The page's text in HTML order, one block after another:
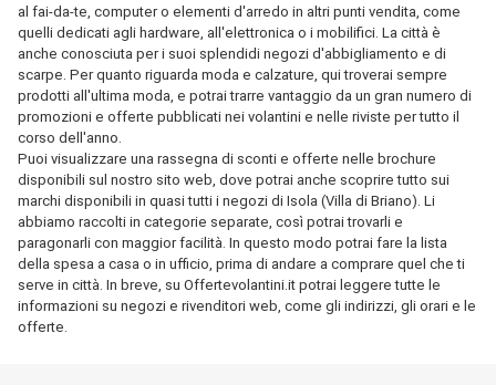
al fai-da-te, computer o elementi d'arredo in altri punti vendita, come
quelli dedicati agli hardware, all'elettronica o i mobilifici. La città è
anche conosciuta per i suoi splendidi negozi d'abbigliamento e di
scarpe. Per quanto riguarda moda e calzature, qui troverai sempre
prodotti all'ultima moda, e potrai trarre vantaggio da un gran numero di
promozioni e offerte pubblicati nei volantini e nelle riviste per tutto il
corso dell'anno.
Puoi visualizzare una rassegna di sconti e offerte nelle brochure
disponibili sul nostro sito web, dove potrai anche scoprire tutto sui
marchi disponibili in quasi tutti i negozi di Isola (Villa di Briano). Li
abbiamo raccolti in categorie separate, così potrai trovarli e
paragonarli con maggior facilità. In questo modo potrai fare la lista
della spesa a casa o in ufficio, prima di andare a comprare quel che ti
serve in città. In breve, su Offertevolantini.it potrai leggere tutte le
informazioni su negozi e rivenditori web, come gli indirizzi, gli orari e le
offerte.